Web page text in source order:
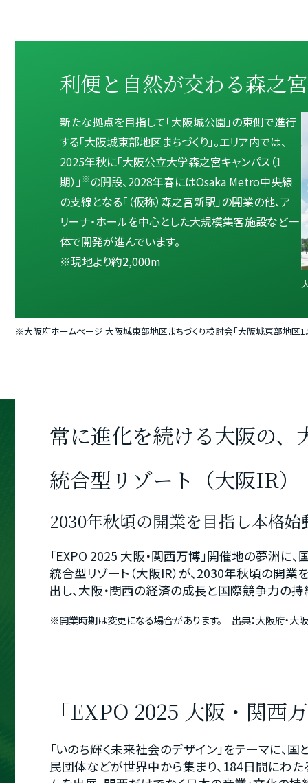
利便と自然が交わる森之
新たな拠点を目指して「大阪城公園」の東側で進行
する「大阪城東部地区まちづくり」。エリア内では、
2025年秋に「大阪公立大学森之宮キャンパス（1
期）」※の開設、2028年春にはOsaka Metro中央線
の支線となる「（仮称）森之宮新駅」の開業の他、ア
リーナ・ホールを中心とした大規模集客施設など一
体で開発が進んでいます。
※現地より約2,000m
※大阪府ホームページ 大阪城東部地区まちづくり検討会「大阪城東部地区1.5
常に進化を続ける大阪の
統合型リゾート（大阪IR）
2030年秋頃の開業を目指し本格
「EXPO 2025 大阪・関西万博」開催地の夢洲に
統合型リゾート（大阪IR）が、2030年秋頃の開業
出し、大阪・関西の経済の成長と国際競争力の
※開業時期は変更になる場合があります。 出典：大阪府・大
「EXPO 2025 大阪・関西
「いのち輝く未来社会のデザイン」をテーマに、
民団体などが世界中から集まり、184日間にわ